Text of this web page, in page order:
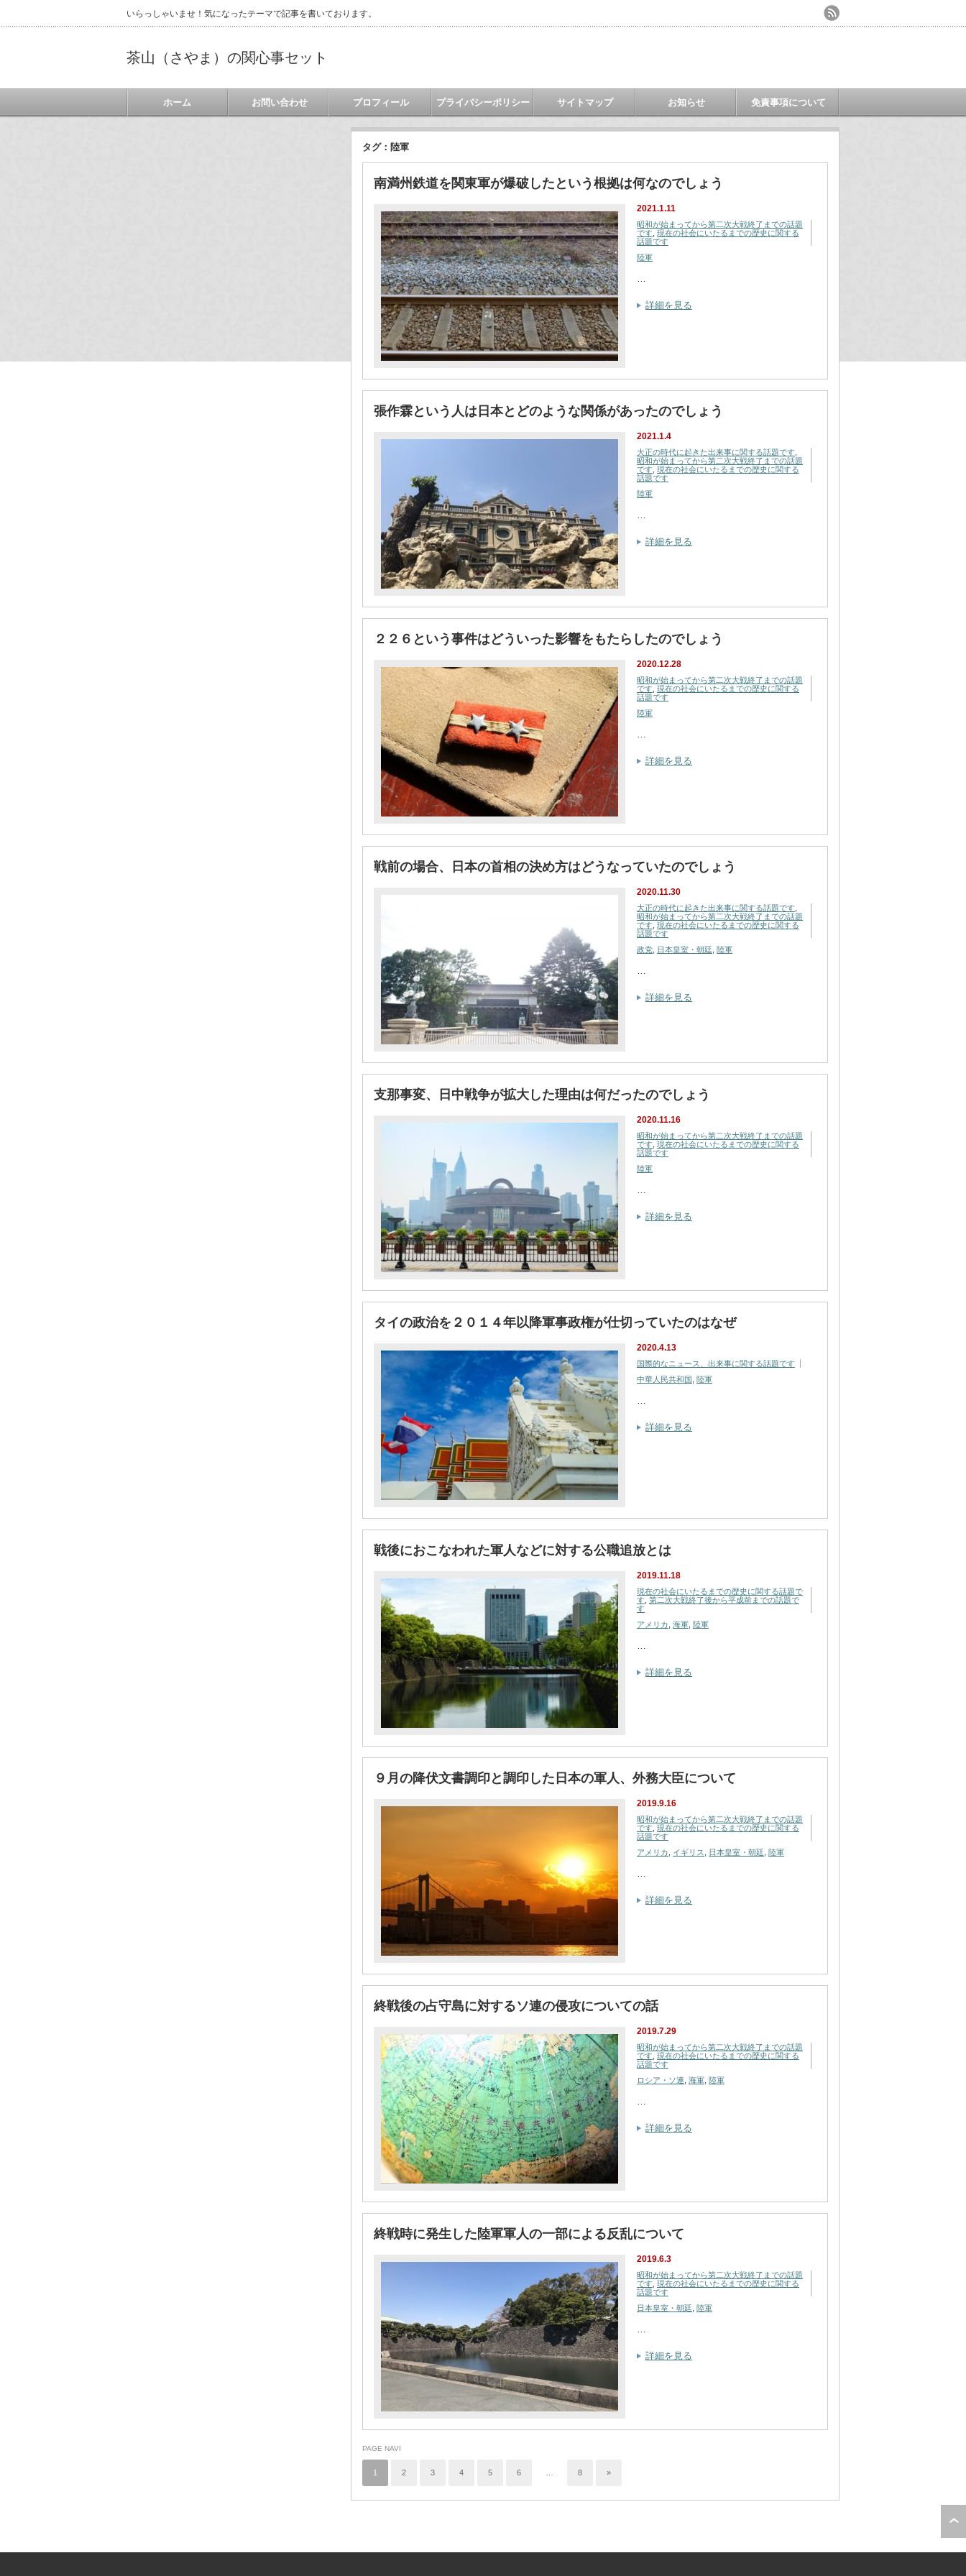
いらっしゃいませ！気になったテーマで記事を書いております。
茶山（さやま）の関心事セット
ホーム お問い合わせ プロフィール プライバシーポリシー サイトマップ お知らせ 免責事項について
タグ：陸軍
南満州鉄道を関東軍が爆破したという根拠は何なのでしょう
2021.1.11
昭和が始まってから第二次大戦終了までの話題
です 現在の社会にいたるまでの歴史に関する
話題です
陸軍
…
詳細を見る
張作霖という人は日本とどのような関係があったのでしょう
2021.1.4
大正の時代に起きた出来事に関する話題です
昭和が始まってから第二次大戦終了までの話題
です 現在の社会にいたるまでの歴史に関する
話題です
陸軍
…
詳細を見る
２２６という事件はどういった影響をもたらしたのでしょう
2020.12.28
昭和が始まってから第二次大戦終了までの話題
です 現在の社会にいたるまでの歴史に関する
話題です
陸軍
…
詳細を見る
戦前の場合、日本の首相の決め方はどうなっていたのでしょう
2020.11.30
大正の時代に起きた出来事に関する話題です
昭和が始まってから第二次大戦終了までの話題
です 現在の社会にいたるまでの歴史に関する
話題です
政党 日本皇室・朝廷 陸軍
…
詳細を見る
支那事変、日中戦争が拡大した理由は何だったのでしょう
2020.11.16
昭和が始まってから第二次大戦終了までの話題
です 現在の社会にいたるまでの歴史に関する
話題です
陸軍
…
詳細を見る
タイの政治を２０１４年以降軍事政権が仕切っていたのはなぜ
2020.4.13
国際的なニュース、出来事に関する話題です
中華人民共和国 陸軍
…
詳細を見る
戦後におこなわれた軍人などに対する公職追放とは
2019.11.18
現在の社会にいたるまでの歴史に関する話題で
す 第二次大戦終了後から平成前までの話題で
す
アメリカ 海軍 陸軍
…
詳細を見る
９月の降伏文書調印と調印した日本の軍人、外務大臣について
2019.9.16
昭和が始まってから第二次大戦終了までの話題
です 現在の社会にいたるまでの歴史に関する
話題です
アメリカ
イギリス 日本皇室・朝廷 陸軍
…
詳細を見る
終戦後の占守島に対するソ連の侵攻についての話
2019.7.29
昭和が始まってから第二次大戦終了までの話題
です 現在の社会にいたるまでの歴史に関する
話題です
ロシア・ソ連 海軍 陸軍
…
詳細を見る
終戦時に発生した陸軍軍人の一部による反乱について
2019.6.3
昭和が始まってから第二次大戦終了までの話題
です 現在の社会にいたるまでの歴史に関する
話題です
日本皇室・朝廷 陸軍
…
詳細を見る
PAGE NAVI
1 2 3 4 5 6 8 »